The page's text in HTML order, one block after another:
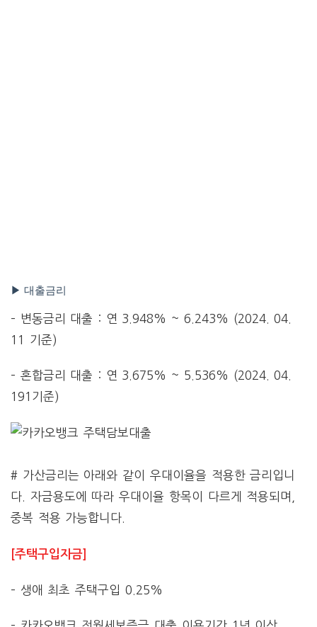
▶ 대출금리
– 변동금리 대출 : 연 3.948% ~ 6.243% (2024. 04.
11 기준)
– 혼합금리 대출 : 연 3.675% ~ 5.536% (2024. 04.
191기준)
# 가산금리는 아래와 같이 우대이율을 적용한 금리입니
다. 자금용도에 따라 우대이율 항목이 다르게 적용되며,
중복 적용 가능합니다.
[주택구입자금]
– 생애 최초 주택구입 0.25%